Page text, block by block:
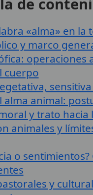
«alma» en la
y marco
operaciones
cuerpo
animal:
y trato hacia
animales y
o
y